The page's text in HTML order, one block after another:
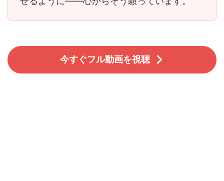
今すぐフル動画を視聴